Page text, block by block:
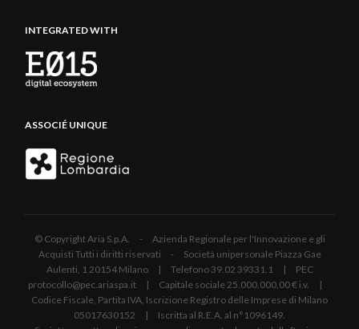
INTEGRATED WITH
ASSOCIÉ UNIQUE
© Copyright Aria S.p.A. - Azienda Regionale per l'Innovazione e gli
Acquisti Tutti i diritti riservati - Società unipersonale Piazza Gae
Aulenti, 1 20154 Milano | Telefono 39.02 39331.1 | PEC
protocollo@pec.ariaspa.it | Capitale sociale 25.000.000,00 € i.v. |
Codice Fiscale, Partita IVA, Iscrizione Registro delle Imprese di Milano
05017630152 | Iscritta al R.E.A. al n°1096149.